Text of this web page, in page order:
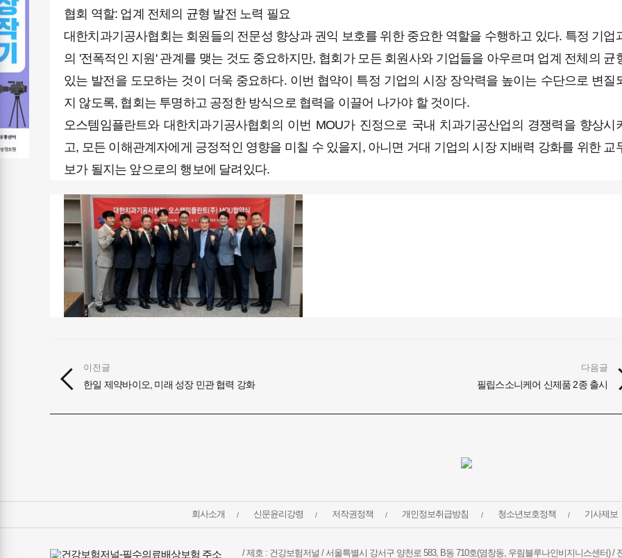
협회 역할: 업계 전체의 균형 발전 노력 필요
대한치과기공사협회는 회원들의 전문성 향상과 권익 보호를 위한 중요한 역할을 수행하고 있다. 특정 기업
의 '전폭적인 지원' 관계를 맺는 것도 중요하지만, 협회가 모든 회원사와 기업들을 아우르며 업계 전체의 균
있는 발전을 도모하는 것이 더욱 중요하다. 이번 협약이 특정 기업의 시장 장악력을 높이는 수단으로 변질
지 않도록, 협회는 투명하고 공정한 방식으로 협력을 이끌어 나가야 할 것이다.
오스템임플란트와 대한치과기공사협회의 이번 MOU가 진정으로 국내 치과기공산업의 경쟁력을 향상시키
고, 모든 이해관계자에게 긍정적인 영향을 미칠 수 있을지, 아니면 거대 기업의 시장 지배력 강화를 위한 교
보가 될지는 앞으로의 행보에 달려있다.
이전글
한일 제약바이오, 미래 성장 민관 협력 강화
다음글
필립스소니케어 신제품 2종 출시
회사소개
정책안내
회사소개 신문윤리강령 저작권정책 개인정보취급방침 청소년보호정책 기사제보
/ 제호 : 건강보험저널 /서울특별시 강서구 양천로 583, B동 710호(염창동, 우림블루나인비지니스센터) /